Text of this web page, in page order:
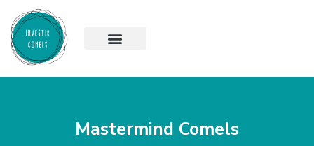
Mastermind Comels